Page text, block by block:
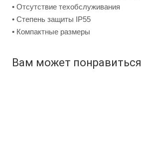
• Отсутствие техобслуживания
• Cтепень защиты IP55
• Компактные размеры
Вам может понравиться